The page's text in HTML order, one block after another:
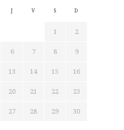
J V S D
1 2
6 7 8 9
13 14 15 16
20 21 22 23
27 28 29 30